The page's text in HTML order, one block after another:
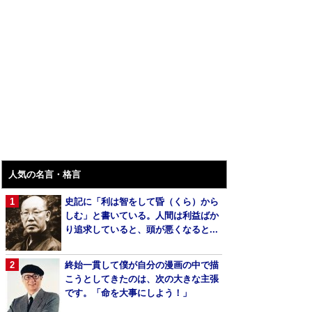
人気の名言・格言
史記に「利は智をして昏（くら）から
しむ」と書いている。人間は利益ばか
り追求していると、頭が悪くなると...
終始一貫して僕が自分の漫画の中で描
こうとしてきたのは、次の大きな主張
です。「命を大事にしよう！」